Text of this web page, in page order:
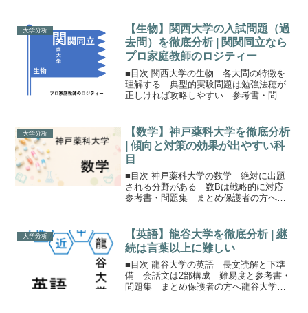
部の１つにカウントする...
大学分析
【生物】関西大学の入試問題（過
去問）を徹底分析 | 関関同立なら
プロ家庭教師のロジティー
■目次 関西大学の生物 各大問の特徴を
理解する 典型的実験問題は勉強法穂が
正しければ攻略しやすい 参考書・問題
部別入試がなくなり、2021年から全学部
日程（全学部統一入...
大学分析
【数学】神戸薬科大学を徹底分析
| 傾向と対策の効果が出やすい科
目
■目次 神戸薬科大学の数学 絶対に出題
される分野がある 数Bは戦略的に対応
参考書・問題集 まとめ保護者の方へ神
す。数A：場合の数と確率・図形の性質数
B：数列数C：...
大学分析
【英語】龍谷大学を徹底分析 | 継
続は言葉以上に難しい
■目次 龍谷大学の英語 長文読解と下準
備 会話文は2部構成 難易度と参考書・
問題集 まとめ保護者の方へ龍谷大学の